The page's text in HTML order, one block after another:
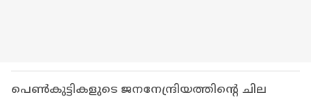
പെണ്‍കുട്ടികളുടെ ജനനേന്ദ്രിയത്തിന്റെ ചില